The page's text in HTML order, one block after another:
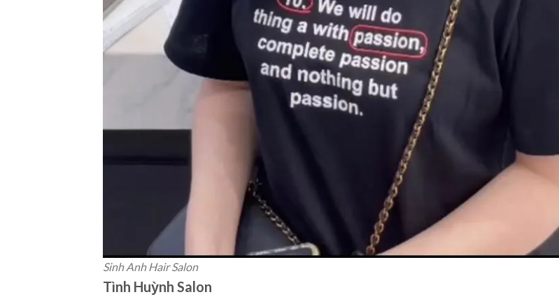
Sinh Anh Hair Salon
Tình Huỳnh Salon